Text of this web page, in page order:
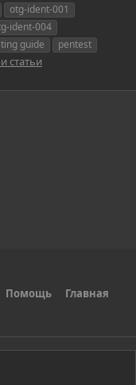
otg-ident-001
ident-004
guide
pentest
статьи
Помощь Главная